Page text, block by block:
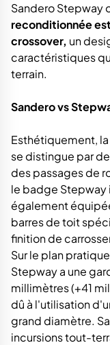
Sandero Stepway
reconditionnée
crossover, un
caractéristiques
terrain.
Sandero vs
Esthétiquement,
se distingue par
des passages de
le badge Stepway
également
barres de toit
finition de
Sur le plan
Stepway a une
millimètres (+41
dû à l'utilisation
grand diamètre.
incursions tout-